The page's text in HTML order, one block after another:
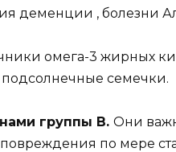
деменции , болезни
омега-3 жирных
семечки.
группы В. Они
повреждения по мере